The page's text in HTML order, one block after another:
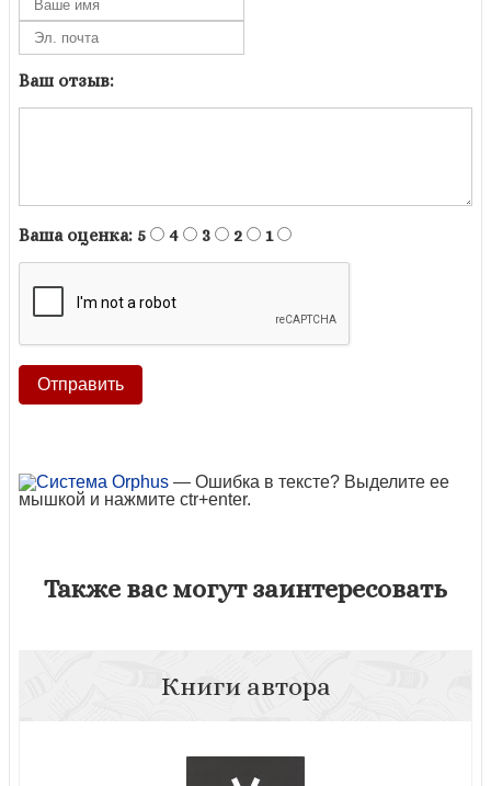
Ваш отзыв:
Ваша оценка: 5 4 3 2 1
— Ошибка в тексте? Выделите ее
мышкой и нажмите ctr+enter.
Также вас могут заинтересовать
Книги автора